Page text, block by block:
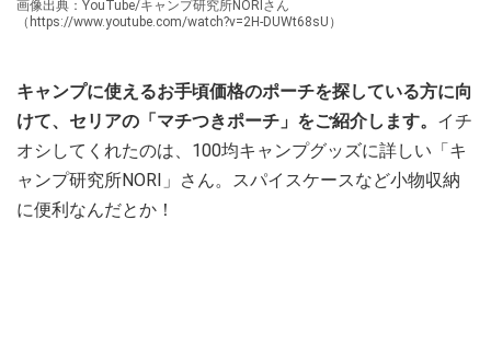
画像出典：YouTube/キャンプ研究所NORIさん
（https://www.youtube.com/watch?v=2H-DUWt68sU）
キャンプに使えるお手頃価格のポーチを探している方に向
けて、セリアの「マチつきポーチ」をご紹介します。 イチ
オシしてくれたのは、100均キャンプグッズに詳しい「キ
ャンプ研究所NORI」さん。スパイスケースなど小物収納
に便利なんだとか！